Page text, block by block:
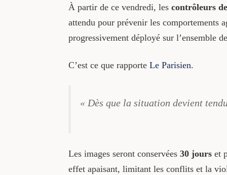
À partir de ce vendredi, les contrôleurs
attendu pour prévenir les comportements
progressivement déployé sur l’ensemble
C’est ce que rapporte Le Parisien.
« Dès que la situation devient
Les images seront conservées 30 jourset
effet apaisant, limitant les conflits et la